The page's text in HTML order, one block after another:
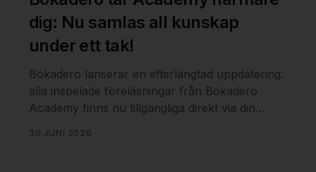
dig: Nu samlas all kunskap
under ett tak!
Bokadero lanserar en efterlängtad uppdatering:
alla inspelade föreläsningar från Bokadero
Academy finns nu tillgängliga direkt via din
30 JUNI 2026